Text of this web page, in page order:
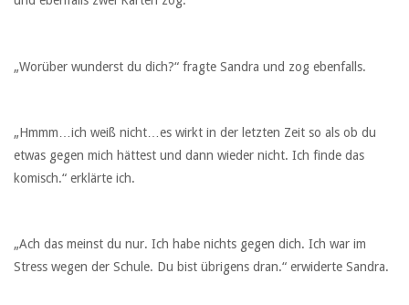
„Worüber wunderst du dich?“ fragte Sandra und zog ebenfalls.
„Hmmm…ich weiß nicht…es wirkt in der letzten Zeit so als ob du
etwas gegen mich hättest und dann wieder nicht. Ich finde das
komisch.“ erklärte ich.
„Ach das meinst du nur. Ich habe nichts gegen dich. Ich war im
Stress wegen der Schule. Du bist übrigens dran.“ erwiderte Sandra.